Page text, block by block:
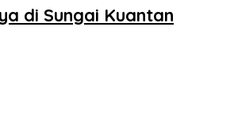
di Sungai Kuantan